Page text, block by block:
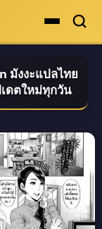
มังงะแปลไทย
ดตใหม่ทุกวัน